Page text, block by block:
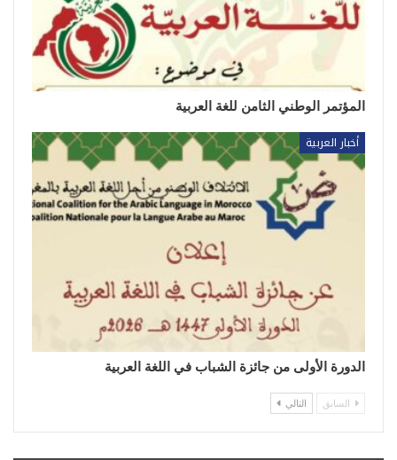
المؤتمر الوطني الثامن للغة العربية
أخبار العربية
الدورة الأولى من جائزة الشباب في اللغة العربية
السابق التالي